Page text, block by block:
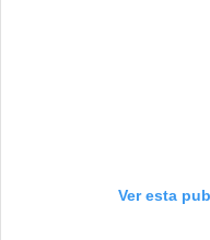
Ver esta